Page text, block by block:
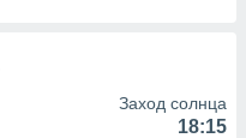
Заход солнца
18:15